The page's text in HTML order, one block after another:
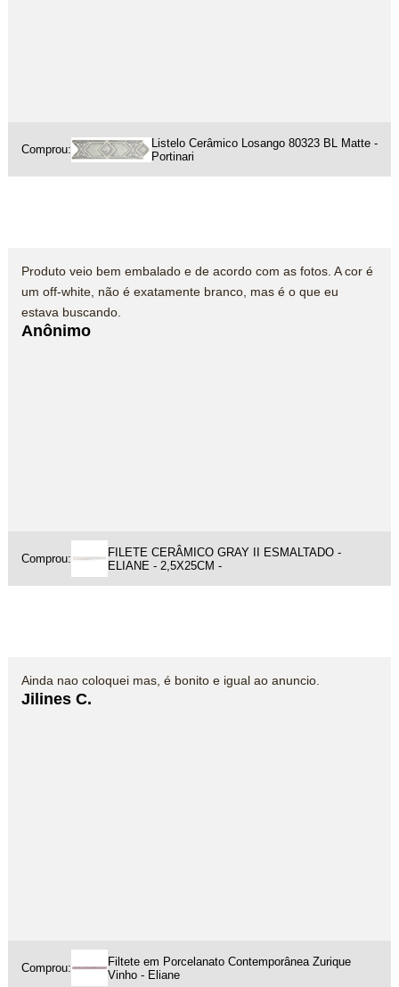
Comprou:
Listelo Cerâmico Losango 80323 BL Matte -
Portinari
Produto veio bem embalado e de acordo com as fotos. A cor é
um off-white, não é exatamente branco, mas é o que eu
estava buscando.
Anônimo
Comprou:
FILETE CERÂMICO GRAY II ESMALTADO -
ELIANE - 2,5X25CM -
Ainda nao coloquei mas, é bonito e igual ao anuncio.
Jilines C.
Comprou:
Filtete em Porcelanato Contemporânea Zurique
Vinho - Eliane